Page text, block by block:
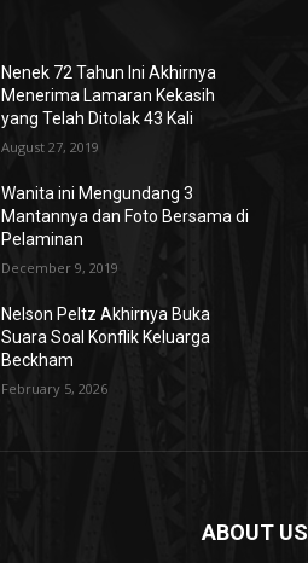
Nenek 72 Tahun Ini Akhirnya
Menerima Lamaran Kekasih
yang Telah Ditolak 43 Kali
August 27, 2019
Wanita ini Mengundang 3
Mantannya dan Foto Bersama di
Pelaminan
December 9, 2019
Nelson Peltz Akhirnya Buka
Suara Soal Konflik Keluarga
Beckham
February 5, 2026
ABOUT US